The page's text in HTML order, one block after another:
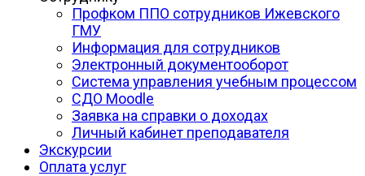
Профком ППО сотрудников Ижевского
ГМУ
Информация для сотрудников
Электронный документооборот
Система управления учебным процессом
СДО Moodle
Заявка на справки о доходах
Личный кабинет преподавателя
Экскурсии
Оплата услуг